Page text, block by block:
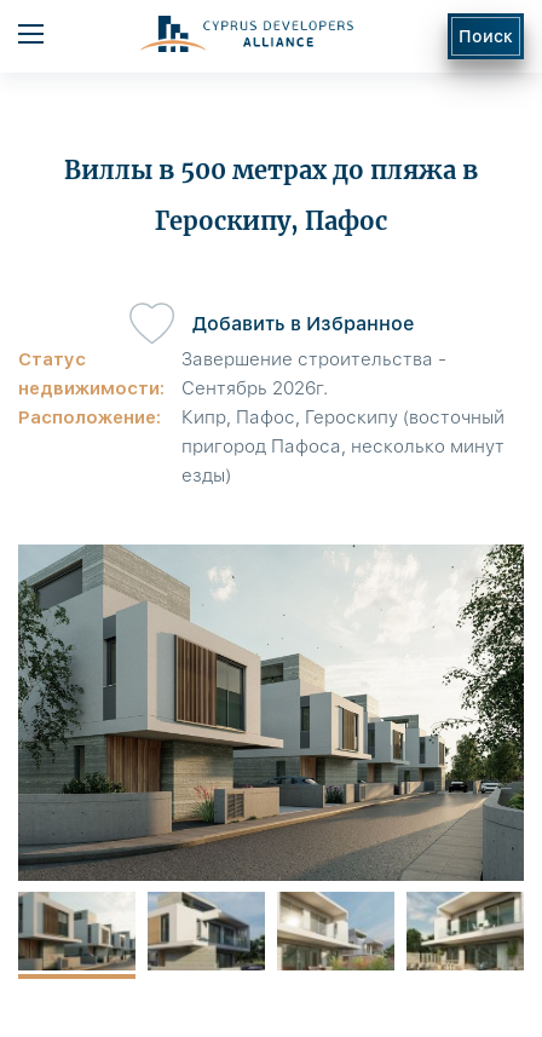
Поиск
Виллы в 500 метрах до пляжа в
Героскипу, Пафос
Статус
недвижимости:
Завершение строительства -
Сентябрь 2026г.
Расположение:
Кипр, Пафос, Героскипу (восточный
пригород Пафоса, несколько минут
езды)
Добавить в Избранное